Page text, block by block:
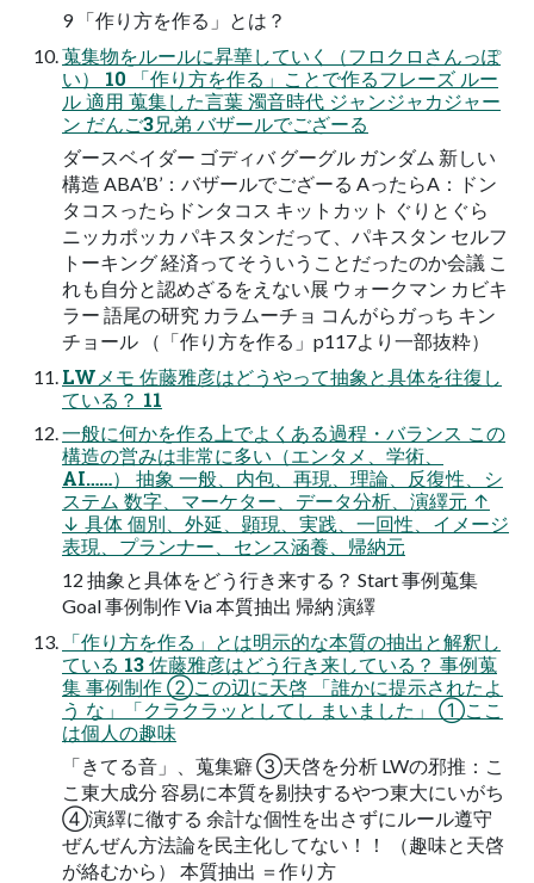
9 「作り方を作る」とは？
蒐集物をルールに昇華していく（フロクロさんっぽ
い） 10 「作り方を作る」ことで作るフレーズ ルー
ル 適用 蒐集した言葉 濁音時代 ジャンジャカジャー
ン だんご3兄弟 バザールでござーる
ダースベイダー ゴディバ グーグル ガンダム 新しい
構造 ABA’B’：バザールでござーる AったらA：ドン
タコスったらドンタコス キットカット ぐりとぐら
ニッカポッカ パキスタンだって、パキスタン セルフ
トーキング 経済ってそういうことだったのか会議 こ
れも自分と認めざるをえない展 ウォークマン カビキ
ラー 語尾の研究 カラムーチョ コんがらガっち キン
チョール （「作り方を作る」p117より一部抜粋）
LWメモ 佐藤雅彦はどうやって抽象と具体を往復し
ている？ 11
一般に何かを作る上でよくある過程・バランス この
構造の営みは非常に多い（エンタメ、学術、
AI……） 抽象 一般、内包、再現、理論、反復性、シ
ステム 数字、マーケター、データ分析、演繹元 ↑
↓ 具体 個別、外延、顕現、実践、一回性、イメージ
表現、プランナー、センス涵養、帰納元
12 抽象と具体をどう行き来する？ Start 事例蒐集
Goal 事例制作 Via 本質抽出 帰納 演繹
「作り方を作る」とは明示的な本質の抽出と解釈し
ている 13 佐藤雅彦はどう行き来している？ 事例蒐
集 事例制作 ②この辺に天啓 「誰かに提示されたよ
う な」「クラクラッとしてし まいました」 ①ここ
は個人の趣味
「きてる音」、蒐集癖 ③天啓を分析 LWの邪推：こ
こ東大成分 容易に本質を剔抉するやつ東大にいがち
④演繹に徹する 余計な個性を出さずにルール遵守
ぜんぜん方法論を民主化してない！！ （趣味と天啓
が絡むから） 本質抽出 ＝作り方